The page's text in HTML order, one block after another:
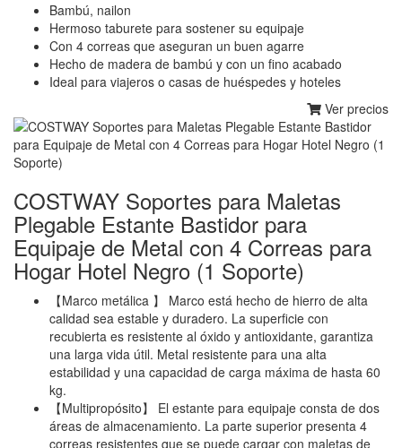
Bambú, nailon
Hermoso taburete para sostener su equipaje
Con 4 correas que aseguran un buen agarre
Hecho de madera de bambú y con un fino acabado
Ideal para viajeros o casas de huéspedes y hoteles
Ver precios
COSTWAY Soportes para Maletas
Plegable Estante Bastidor para
Equipaje de Metal con 4 Correas para
Hogar Hotel Negro (1 Soporte)
【Marco metálica 】 Marco está hecho de hierro de alta
calidad sea estable y duradero. La superficie con
recubierta es resistente al óxido y antioxidante, garantiza
una larga vida útil. Metal resistente para una alta
estabilidad y una capacidad de carga máxima de hasta 60
kg.
【Multipropósito】 El estante para equipaje consta de dos
áreas de almacenamiento. La parte superior presenta 4
correas resistentes que se puede cargar con maletas de